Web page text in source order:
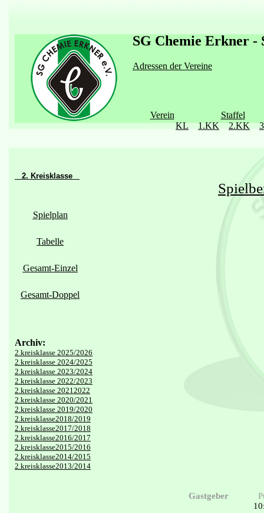
SG Chemie Erkner -
Adressen der Vereine
Verein
Staffel
KL
1.KK 2.KK
2. Kreisklasse
Spielplan
Tabelle
Gesamt-Einzel
Gesamt-Doppel
Archiv:
2.kreisklasse 2025/2026
2.kreisklasse 2024/2025
2.kreisklasse 2023/2024
2.kreisklasse 2022/2023
2.kreisklasse 20212022
2.kreisklasse 2020/2021
2.kreisklasse 2019/2020
2.kreisklasse2018/2019
2.kreisklasse2017/2018
2.kreisklasse2016/2017
2.kreisklasse2015/2016
2.kreisklasse2014/2015
2.kreisklasse2013/2014
Gastgeber